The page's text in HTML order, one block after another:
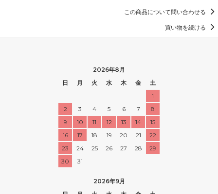
この商品について問い合わせる
買い物を続ける
2026年8月
日
月 火 水 木 金
土
1
2
3 4 5 6 7
8
9
10 11 12 13 14
15
16
17 18 19 20 21
22
23
24 25 26 27 28
29
30
31
2026年9月